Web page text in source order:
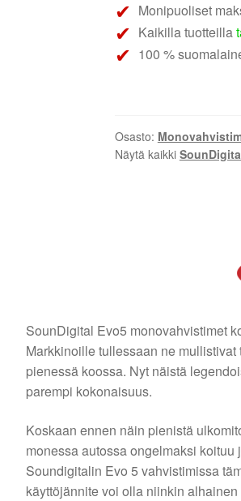
Monipuoliset
Kaikilla tuotteilla
100 %
Osasto:
Näytä kaikki
SounDigital Evo5 monovahvistimet
Markkinoille tullessaan ne
pienessä koossa. Nyt näistä
parempi kokonaisuus.
Koskaan ennen näin pienistä
monessa autossa ongelmaksi
Soundigitalin Evo 5 vahvistimissa
käyttöjännite voi olla niinkin